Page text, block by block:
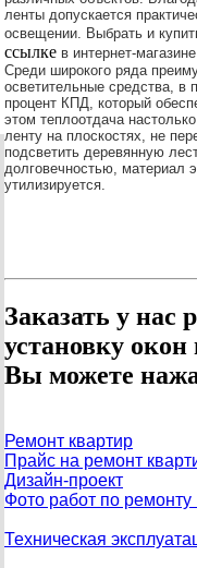
ленты допускается
освещении. Выбрать и
ссылке в интернет-
Среди широкого ряда
осветительные средства, в
процент КПД, который
этом теплоотдача
ленту на плоскостях, не
подсветить деревянную
долговечностью, материал
утилизируется.
Заказать у нас
установку
Вы можете
Ремонт квартир
Прайс на ремонт
Дизайн-проект
Фото работ по ремонту
Техническая